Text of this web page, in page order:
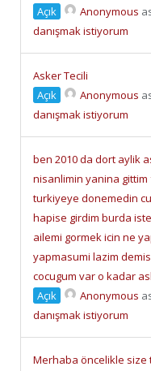
Açık
Anonymous
danışmak istiyorum
Asker Tecili
Açık
Anonymous
danışmak istiyorum
ben 2010 da dort aylik
nisanlimin yanina
turkiyeye donemedin
hapise girdim burda
ailemi gormek icin ne
yapmasumi lazim
cocugum var o kadar
Açık
Anonymous
danışmak istiyorum
Merhaba öncelikle size